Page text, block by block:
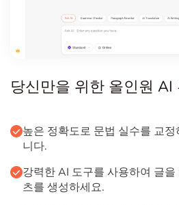
당신만을 위한 올인원 AI
높은 정확도로 문법 실수를 교
니다.
강력한 AI 도구를 사용하여 글
츠를 생성하세요.